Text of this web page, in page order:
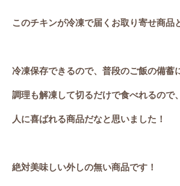
このチキンが冷凍で届くお取り寄せ商
冷凍保存できるので、普段のご飯の備蓄
調理も解凍して切るだけで食べれるので
人に喜ばれる商品だなと思いました！
絶対美味しい外しの無い商品です！